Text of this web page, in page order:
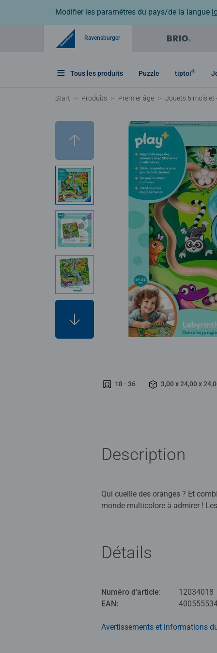
Modifier les paramètres du pays/de la langue
Ravensburger
Tous les produits Puzzle tiptoi®
Start Produits Premier âge Jouets 6 mois et
18 - 36 3,00 x 24,00 x
Description
Qui cueille des oranges ? Et
monde multicolore à admirer !
Développés avec l'exigence de qualité de Ravensburger, nos livres et jouets plaisent aux enfants tout en leur permettant d'apprendre
et de découvrir en s'amusant.
« plus » !
Détails
Numéro d'article:
12034018
EAN:
Avertissements et informations